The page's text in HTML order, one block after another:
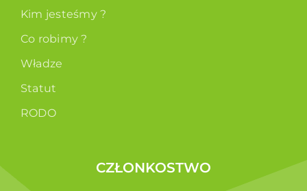
Kim jesteśmy ?
Co robimy ?
Władze
Statut
RODO
CZŁONKOSTWO